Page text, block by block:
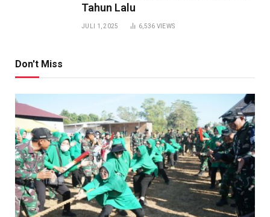
Tahun Lalu
JULI 1, 2025 6,536 VIEWS
Don't Miss